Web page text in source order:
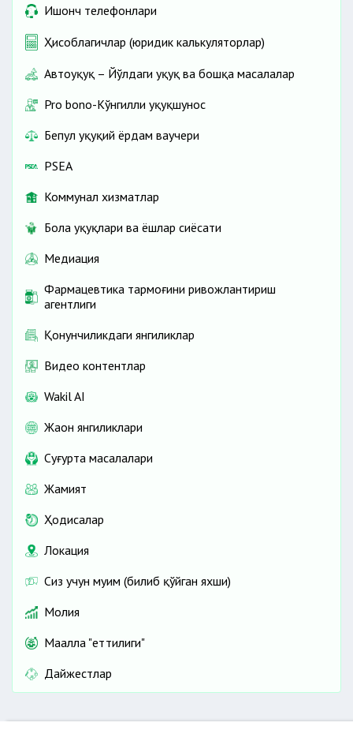
Ишонч телефонлари
Ҳисоблагичлар (юридик калькуляторлар)
Автоҳуқуқ – Йўлдаги ҳуқуқ ва бошқа масалалар
Pro bono-Кўнгилли ҳуқуқшунос
Бепул ҳуқуқий ёрдам ваучери
PSEA
Коммунал хизматлар
Бола ҳуқуқлари ва ёшлар сиёсати
Медиация
Фармацевтика тармоғини ривожлантириш
агентлиги
Қонунчиликдаги янгиликлар
Видео контентлар
Wakil AI
Жаҳон янгиликлари
Cуғурта масалалари
Жамият
Ҳодисалар
Локация
Сиз учун муҳим (билиб қўйган яхши)
Молия
Маҳалла "еттилиги"
Дайжестлар